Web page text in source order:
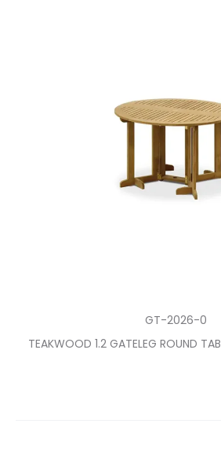
GT-2026-0
TEAKWOOD 1.2 GATELEG ROUND